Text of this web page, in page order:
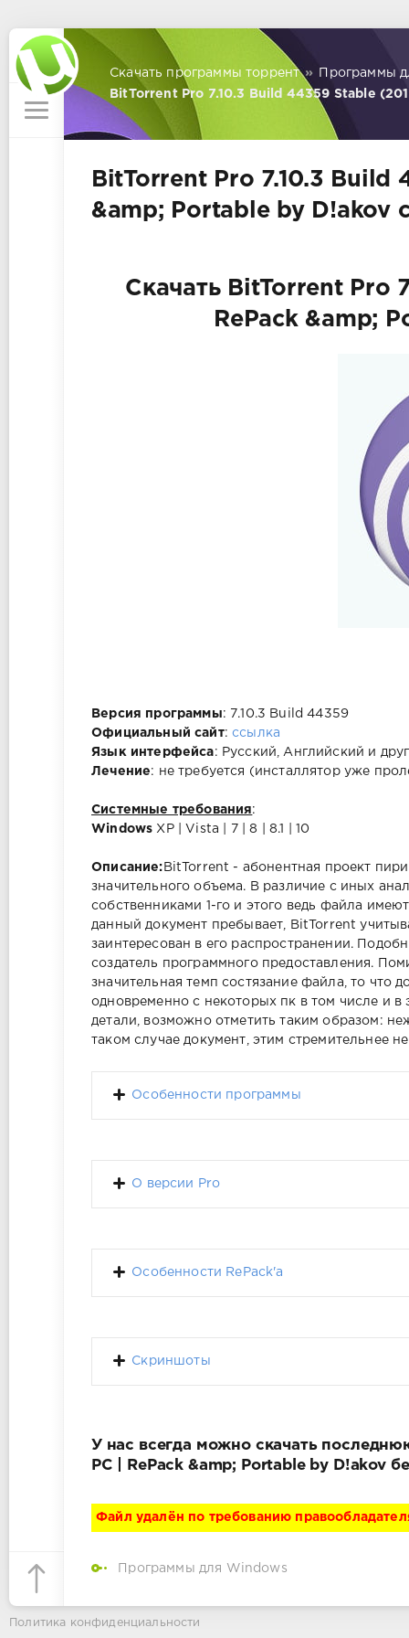
Скачать программы торрент »
Программы
BitTorrent Pro 7.10.3 Build 44359 Stable
BitTorrent Pro 7.10.3 Build
&amp; Portable by D!akov
Скачать BitTorrent Pro
RePack &amp;
Версия программы: 7.10.3 Build 44359
Официальный сайт:ссылка
Язык интерфейса: Русский, Английский и
Лечение: не требуется (инсталлятор уже
Системные требования:
Windows XP | Vista | 7 | 8 | 8.1 | 10
Описание: BitTorrent - абонентная проект
значительного объема. В различие с иных
собственниками 1-го и этого ведь файла
данный документ пребывает, BitTorrent
заинтересован в его распространении.
создатель программного предоставления.
значительная темп состязание файла, то что
одновременно с некоторых пк в том числе и
детали, возможно отметить таким образом:
таком случае документ, этим стремительнее
Особенности программы
О версии Pro
Особенности RePack'a
Скриншоты
У нас всегда можно скачать
PC | RePack &amp; Portable by D!akov
Файл удалён по требованию
Программы для Windows
Политика конфиденциальности